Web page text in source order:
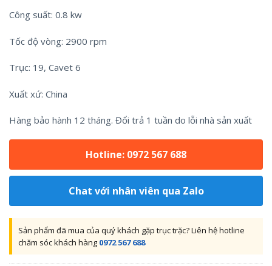
Công suất: 0.8 kw
Tốc độ vòng: 2900 rpm
Trục: 19, Cavet 6
Xuất xứ: China
Hàng bảo hành 12 tháng. Đổi trả 1 tuần do lỗi nhà sản xuất
Hotline: 0972 567 688
Chat với nhân viên qua Zalo
Sản phẩm đã mua của quý khách gặp trục trặc? Liên hệ hotline
chăm sóc khách hàng 0972 567 688